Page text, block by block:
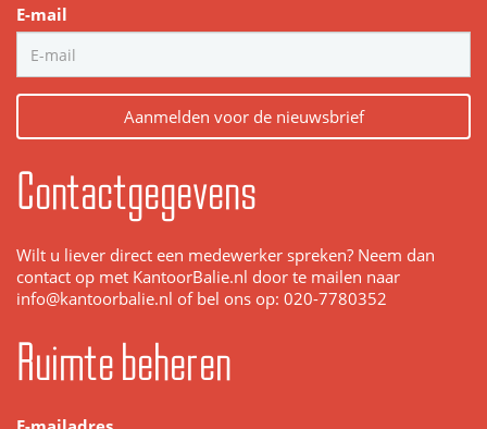
E-mail
Aanmelden voor de nieuwsbrief
Contactgegevens
Wilt u liever direct een medewerker spreken? Neem dan
contact op met KantoorBalie.nl door te mailen naar
info@kantoorbalie.nl of bel ons op: 020-7780352
Ruimte beheren